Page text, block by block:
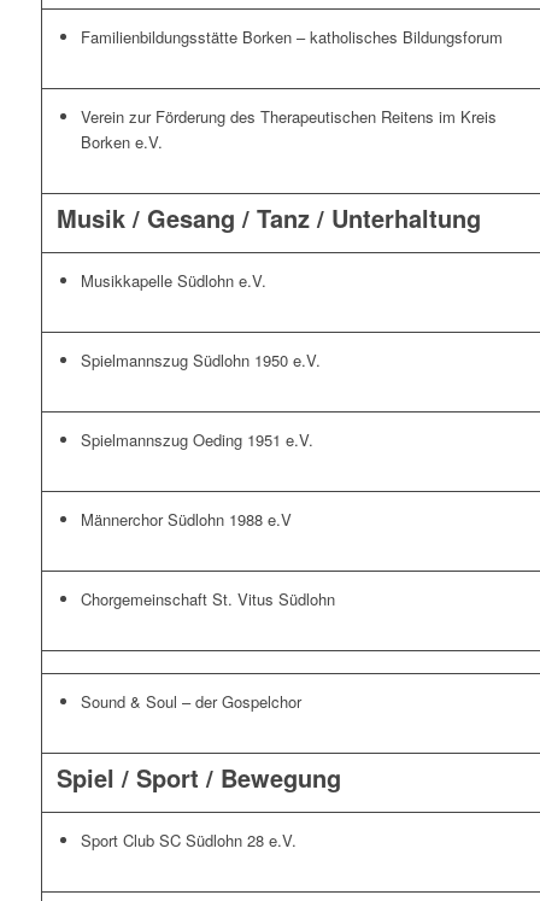
Familienbildungsstätte Borken – katholisches Bildungsforum
Verein zur Förderung des Therapeutischen Reitens im Kreis
Borken e.V.
Musik / Gesang / Tanz / Unterhaltung
Musikkapelle Südlohn e.V.
Spielmannszug Südlohn 1950 e.V.
Spielmannszug Oeding 1951 e.V.
Männerchor Südlohn 1988 e.V
Chorgemeinschaft St. Vitus Südlohn
Sound & Soul –der Gospelchor
Spiel / Sport / Bewegung
Sport Club SC Südlohn 28 e.V.